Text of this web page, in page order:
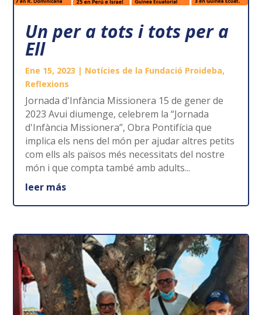
Un per a tots i tots per a
Ell
Ene 15, 2023 | Notícies de la Fundació Proideba,
Reflexions
Jornada d'Infància Missionera 15 de gener de
2023 Avui diumenge, celebrem la “Jornada
d'Infància Missionera”, Obra Pontifícia que
implica els nens del món per ajudar altres petits
com ells als països més necessitats del nostre
món i que compta també amb adults...
leer más